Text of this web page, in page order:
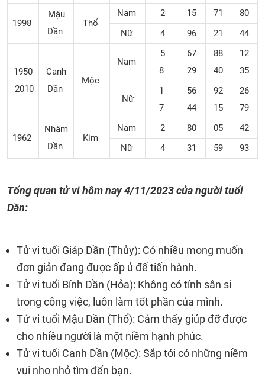
1998
Mậu
Dần
Thổ
Nam 2 15 71
80
Nữ
4 96 21 44
1950
2010
Canh
Dần
Mộc
Nam
5
8
67
29
88
40
12
35
Nữ
1
7
56
44
92
15
26
79
1962
Nhâm
Dần
Kim
Nam 2 80 05
42
Nữ
4 31 59 93
Tổng quan tử vi hôm nay4/11/2023của người tuổi
Dần:
Tử vi tuổi Giáp Dần (Thủy): Có nhiều mong muốn
đơn giản đang được ấp ủ để tiến hành.
Tử vi tuổi Bính Dần (Hỏa): Không có tính sân si
trong công việc, luôn làm tốt phần của mình.
Tử vi tuổi Mậu Dần (Thổ): Cảm thấy giúp đỡ được
cho nhiều người là một niềm hạnh phúc.
Tử vi tuổi Canh Dần (Mộc): Sắp tới có những niềm
vui nho nhỏ tìm đến bạn.